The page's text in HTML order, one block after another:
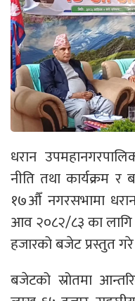
धरान
नीति तथा कार्यक्रम
१७औँ नगरसभामा
आव २०८२/८३ का
हजारको बजेट प्रस्तुत गरे
बजेटको स्रोतमा